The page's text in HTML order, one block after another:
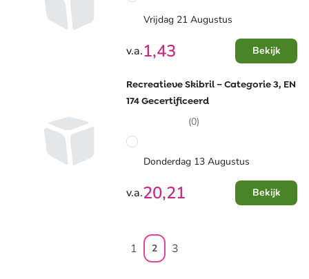
Vrijdag 21 Augustus
v.a.1,43 Bekijk
Recreatieve Skibril – Categorie 3, EN
174 Gecertificeerd
(0)
Donderdag 13 Augustus
v.a.20,21 Bekijk
1 2 3